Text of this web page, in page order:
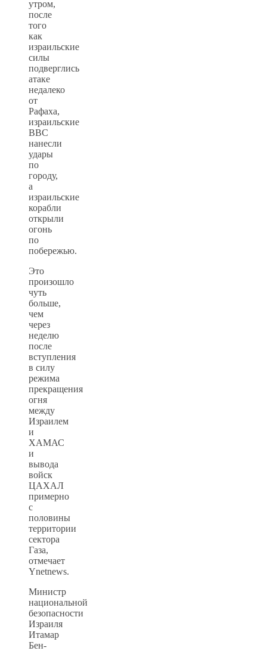
утром,
после
того
как
израильские
силы
подверглись
атаке
недалеко
от
Рафаха,
израильские
ВВС
нанесли
удары
по
городу,
а
израильские
корабли
открыли
огонь
по
побережью.
Это
произошло
чуть
больше,
чем
через
неделю
после
вступления
в силу
режима
прекращения
огня
между
Израилем
и
ХАМАС
и
вывода
войск
ЦАХАЛ
примерно
с
половины
территории
сектора
Газа,
отмечает
Ynetnews.
Министр
национальной
безопасности
Израиля
Итамар
Бен-